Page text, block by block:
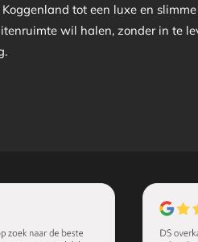
tot een luxe en
wil halen, zonder in te